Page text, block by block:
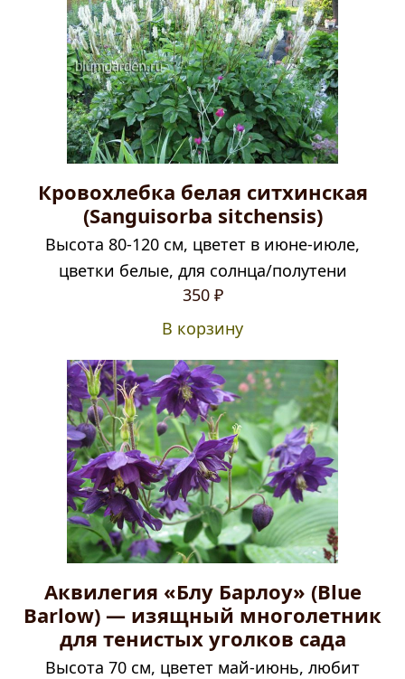
Кровохлебка белая ситхинская
(Sanguisorba sitchensis)
Высота 80-120 см, цветет в июне-июле,
цветки белые, для солнца/полутени
350 ₽
В корзину
Аквилегия «Блу Барлоу» (Blue
Barlow) — изящный многолетник
для тенистых уголков сада
Высота 70 см, цветет май-июнь, любит